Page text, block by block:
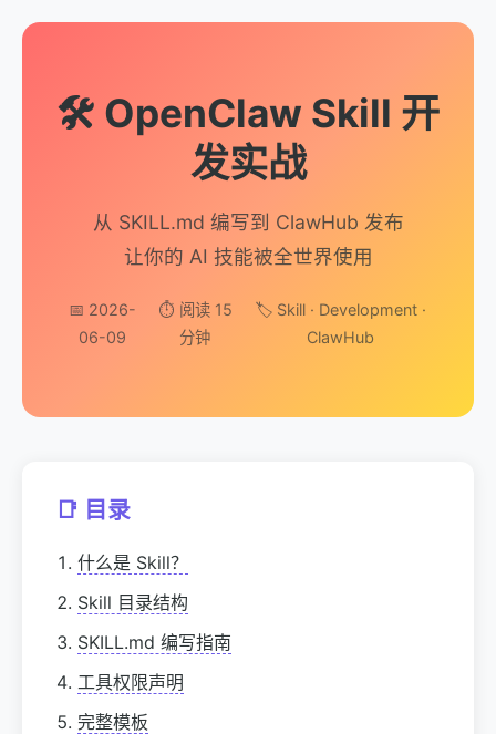
🛠️ OpenClaw Skill 开
发实战
从 SKILL.md 编写到 ClawHub 发布
让你的 AI 技能被全世界使用
📅 2026-
06-09
⏱️ 阅读 15
分钟
🏷️ Skill · Development ·
ClawHub
📑 目录
什么是 Skill？
Skill 目录结构
SKILL.md 编写指南
工具权限声明
完整模板